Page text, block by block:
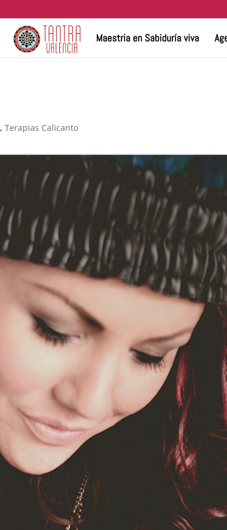
Maestria en Sabiduría viva
,Terapias Calicanto